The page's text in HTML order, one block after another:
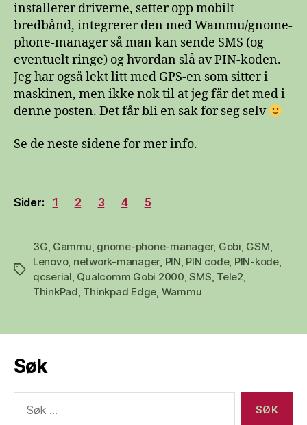
installerer driverne, setter opp mobilt
bredbånd, integrerer den med Wammu/gnome-
phone-manager så man kan sende SMS (og
eventuelt ringe) og hvordan slå av PIN-koden.
Jeg har også lekt litt med GPS-en som sitter i
maskinen, men ikke nok til at jeg får det med i
denne posten. Det får bli en sak for seg selv
Se de neste sidene for mer info.
Sider: 1 2 3 4 5
Stikkord
3G, Gammu, gnome-phone-manager, Gobi, GSM,
Lenovo, network-manager, PIN, PIN code, PIN-kode,
qcserial, Qualcomm Gobi 2000,SMS, Tele2,
ThinkPad, Thinkpad Edge, Wammu
Søk
etter: